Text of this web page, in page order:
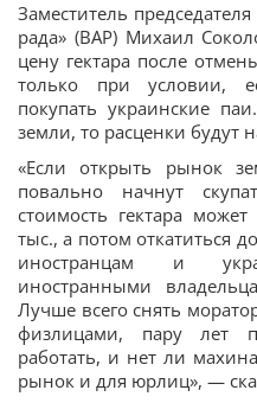
Заместитель
рада» (ВАР) Михаил
цену гектара после
только при условии,
покупать украинские
земли, то расценки будут
«Если открыть рынок
повально начнут
стоимость гектара
тыс., а потом откатиться
иностранцам и
иностранными
Лучше всего снять
физлицами, пару лет
работать, и нет ли
рынок и для юрлиц», —